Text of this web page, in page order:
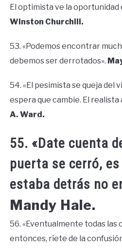
El optimista ve la oportunidad
Winston Churchill.
53. «Podemos encontrar
debemos ser derrotados».
54. «El pesimista se queja del
espera que cambie. El realista
A. Ward.
55. «Date cuenta
puerta se cerró,
estaba detrás no
Mandy Hale.
56. «Eventualmente todas las
entonces, ríete de la